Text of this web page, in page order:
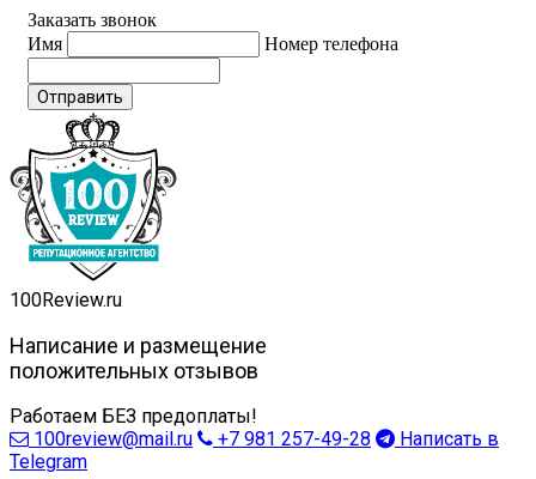
Заказать звонок
Имя
Номер телефона
Отправить
100Review.ru
Написание и размещение
положительных отзывов
Работаем БЕЗ предоплаты!
100review@mail.ru
+7 981 257-49-28
Написать в
Telegram